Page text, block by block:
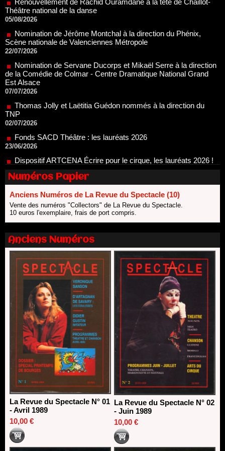
Scène nationale de Valenciennes Métropole
22/07/2026
de la Comédie de Colmar - Centre Dramatique National Grand
Est Alsace
07/07/2026
Thomas Jolly et Laëtitia Guédon nommés à la direction du
TNP
02/07/2026
23/06/2026
Dispositif ARTCENA Écrire pour le cirque, les lauréats 2026 !
Le palmarès des prix SACD 2026
Les 10 lauréats du Fonds Grandes Formes Théâtre 2026
SACD
13/06/2026
Nomination de Nathalie Garraud et Olivier Saccomano à la
direction du Théâtre de Gennevilliers - CDN
Dispositif SACD Auteurs d'espaces : les lauréats 2026
18/03/2026
Numéros Papier
Anciens Numéros de La Revue du Spectacle (10)
Vente des numéros "Collectors" de La Revue du Spectacle.
10 euros l'exemplaire, frais de port compris.
Anciens Numéros
La Revue du Spectacle N° 01
- Avril 1989
10,00 €
La Revue du Spectacle N° 02
- Juin 1989
10,00 €